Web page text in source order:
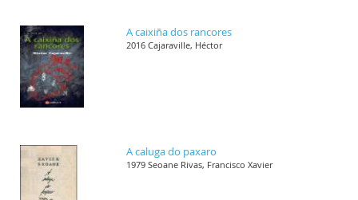
A caixiña dos rancores
2016 Cajaraville, Héctor
A caluga do paxaro
1979 Seoane Rivas, Francisco Xavier